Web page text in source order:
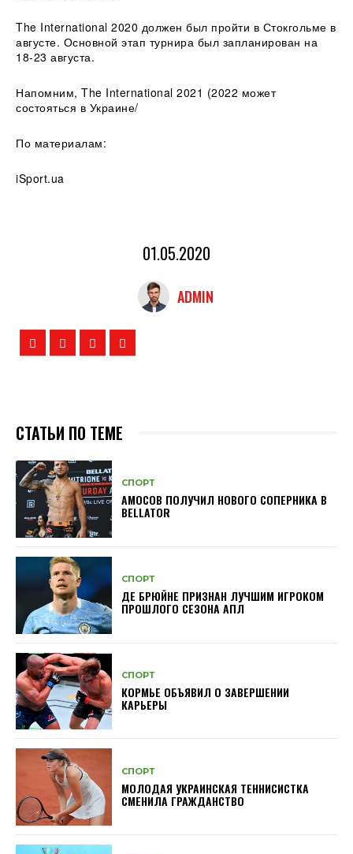
The International 2020 должен был пройти в Стокгольме в
августе. Основной этап турнира был запланирован на
18-23 августа.
Напомним, The International 2021 (2022 может
состояться в Украине/
По материалам:
iSport.ua
01.05.2020
ADMIN
СТАТЬИ ПО ТЕМЕ
СПОРТ
АМОСОВ ПОЛУЧИЛ НОВОГО СОПЕРНИКА В
BELLATOR
СПОРТ
ДЕ БРЮЙНЕ ПРИЗНАН ЛУЧШИМ ИГРОКОМ
ПРОШЛОГО СЕЗОНА АПЛ
СПОРТ
КОРМЬЕ ОБЪЯВИЛ О ЗАВЕРШЕНИИ
КАРЬЕРЫ
СПОРТ
МОЛОДАЯ УКРАИНСКАЯ ТЕННИСИСТКА
СМЕНИЛА ГРАЖДАНСТВО